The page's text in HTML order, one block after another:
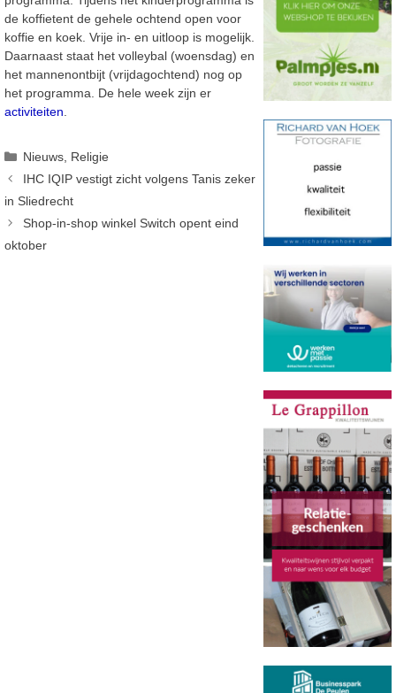
de koffietent de gehele ochtend open voor
koffie en koek. Vrije in- en uitloop is mogelijk.
Daarnaast staat het volleybal (woensdag) en
het mannenontbijt (vrijdagochtend) nog op
het programma. De hele week zijn er
activiteiten.
Categorieën
Nieuws, Religie
IHC IQIP vestigt zicht volgens Tanis zeker
in Sliedrecht
Shop-in-shop winkel Switch opent eind
oktober